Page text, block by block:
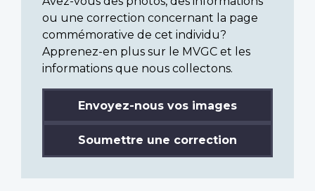
ou une correction concernant la page
commémorative de cet individu?
Apprenez-en plus sur le MVGC et les
informations que nous collectons.
Envoyez-nous vos images
Soumettre une correction